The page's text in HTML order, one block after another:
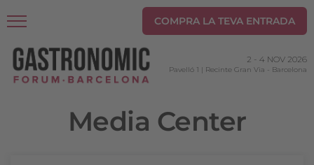
COMPRA LA TEVA ENTRADA
2 - 4 NOV 2026
Pavelló 1 | Recinte Gran Via - Barcelona
Media Center